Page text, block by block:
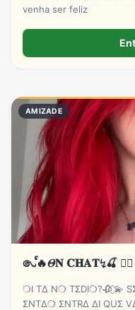
venha ser feliz
AMIZADE
❍I TΔ N❍ TΣDI❍?🥀 ⃟💫 SΣM GRUP❍ PRΔ INTΣRΔGIR?
ΣNTΔ❍ ΣNTRΔ ΔI QUΣ